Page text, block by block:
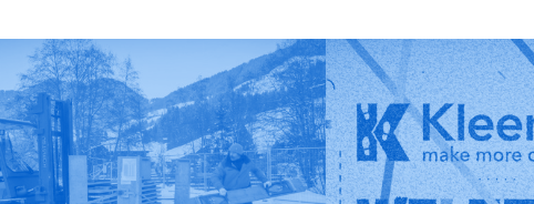
13th SHOPS 1st TRY, there were 1177
participants from 30 countries. 5206
products from 85 brands were
available for testing and the digital
Event Controlling System CANDY
recorded 8390 test operations during
the three-day event. Last but not least,
the dimensions of the outdoor area
produttori di occhiali
Spektrum e Chpo, la
abbigliamento Beyond
rinomato produttore di
GoPro, il marchio di
(precedentemente Hä?)
crema solare Sun Bum
mostrando le loro
Particolarmente